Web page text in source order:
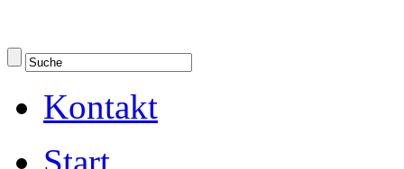
Kontakt